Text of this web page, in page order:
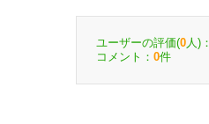
ユーザーの評価(0 人)：
コメント： 0件